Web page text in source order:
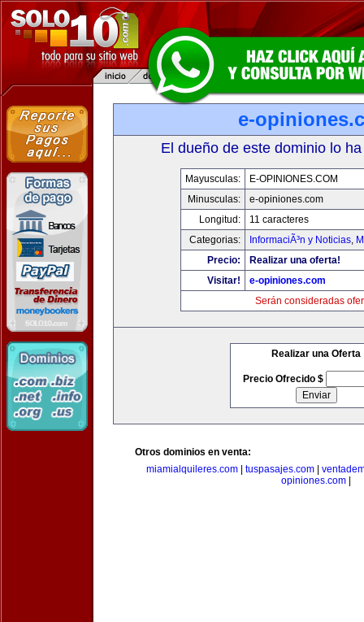
e-
El dueño de este dominio lo
Mayusculas:
E-OPINIONES.COM
Minusculas:
e-opiniones.com
Longitud:
11 caracteres
Categorias:
InformaciÃ³n y Noticias,
Precio:
Realizar una oferta!
Visitar!
e-opiniones.com
Serán consideradas
Realizar una Oferta
Precio Ofrecido $
Otros dominios en venta:
miamialquileres.com
tuspasajes.com
opiniones.com